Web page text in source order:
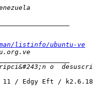
listinfo/ubuntu-ve
o
11 / Edgy Eft /